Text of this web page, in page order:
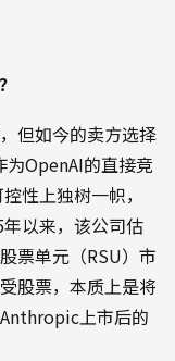
但如今的卖方选择
OpenAI的直接竞
性上独树一帜，
以来，该公司估
票单元（RSU）市
股票，本质上是将
上市后的